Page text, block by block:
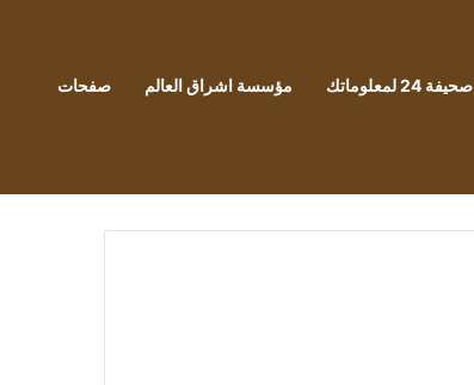
صحيفة 24 لمعلوماتك مؤسسة اشراق العالم صفحات